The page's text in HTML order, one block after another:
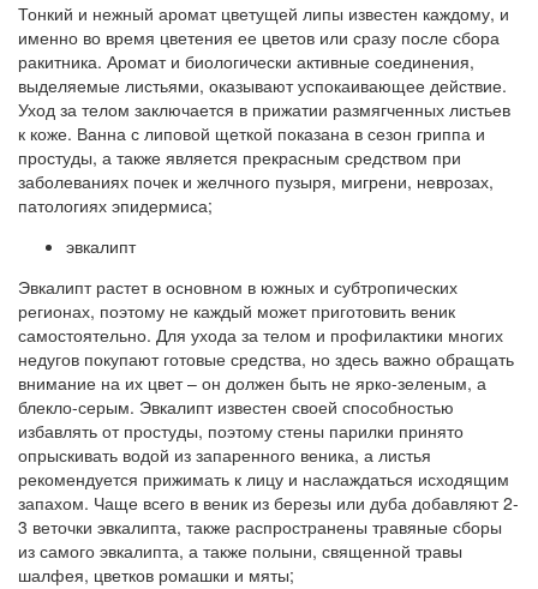
Тонкий и нежный аромат цветущей липы известен каждому, и
именно во время цветения ее цветов или сразу после сбора
ракитника. Аромат и биологически активные соединения,
выделяемые листьями, оказывают успокаивающее действие.
Уход за телом заключается в прижатии размягченных листьев
к коже. Ванна с липовой щеткой показана в сезон гриппа и
простуды, а также является прекрасным средством при
заболеваниях почек и желчного пузыря, мигрени, неврозах,
патологиях эпидермиса;
эвкалипт
Эвкалипт растет в основном в южных и субтропических
регионах, поэтому не каждый может приготовить веник
самостоятельно. Для ухода за телом и профилактики многих
недугов покупают готовые средства, но здесь важно обращать
внимание на их цвет – он должен быть не ярко-зеленым, а
блекло-серым. Эвкалипт известен своей способностью
избавлять от простуды, поэтому стены парилки принято
опрыскивать водой из запаренного веника, а листья
рекомендуется прижимать к лицу и наслаждаться исходящим
запахом. Чаще всего в веник из березы или дуба добавляют 2-
3 веточки эвкалипта, также распространены травяные сборы
из самого эвкалипта, а также полыни, священной травы
шалфея, цветков ромашки и мяты;